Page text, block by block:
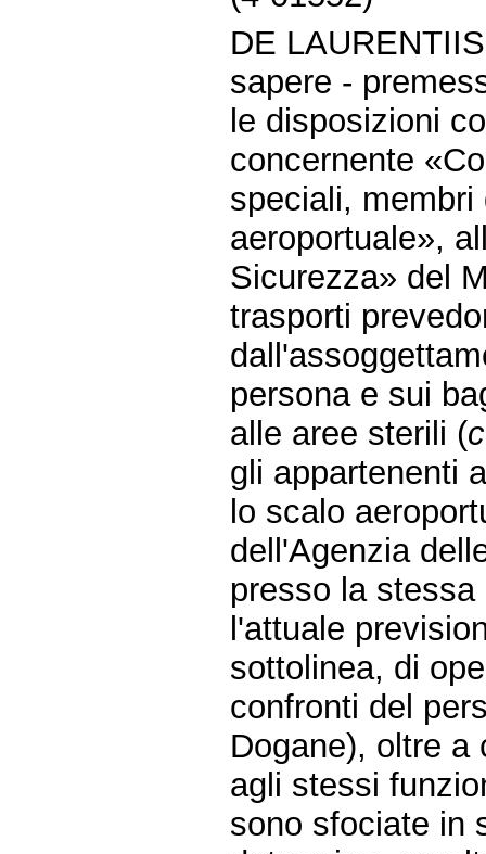
DE
sapere -
le disposizioni
concernente
speciali, membri
aeroportuale»,
Sicurezza» del
trasporti
persona e sui
alle aree sterili (
gli appartenenti
lo scalo
dell'Agenzia
presso la stessa
l'attuale
sottolinea, di
confronti del
Dogane), oltre a
agli stessi
sono sfociate in